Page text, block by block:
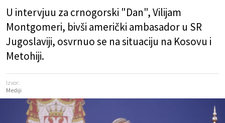
U intervjuu za crnogorski "Dan", Vilijam
Montgomeri, bivši američki ambasador u SR
Jugoslaviji, osvrnuo se na situaciju na Kosovu i
Metohiji.
Izvor:
Mediji